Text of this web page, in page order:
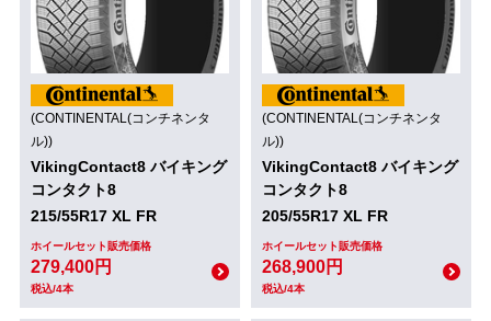
(CONTINENTAL(コンチネンタ
ル))
VikingContact8 バイキング
コンタクト8
215/55R17 XL FR
ホイールセット販売価格
279,400円
税込/4本
(CONTINENTAL(コンチネンタ
ル))
VikingContact8 バイキング
コンタクト8
205/55R17 XL FR
ホイールセット販売価格
268,900円
税込/4本